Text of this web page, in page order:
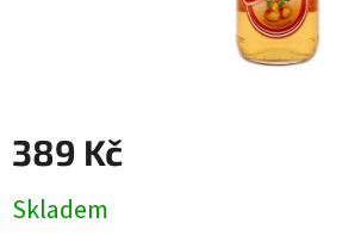
389 Kč
cena:
Skladem